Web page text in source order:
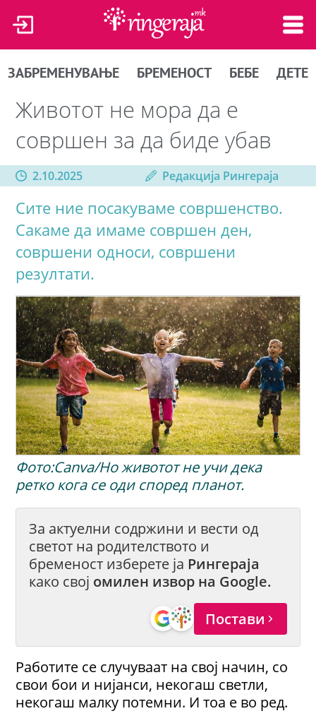
ЗАБРЕМЕНУВАЊЕ БРЕМЕНОСТ БЕБЕ ДЕТЕ
Животот не мора да е
совршен за да биде убав
2.10.2025 Редакција Рингераја
Сите ние посакуваме совршенство.
Сакаме да имаме совршен ден,
совршени односи, совршени
резултати.
Фото:Canva/Но животот нe учи дека
ретко кога сe оди според планот.
За актуелни содржини и вести од
светот на родителството и
бременост изберете ја Рингераја
како свој омилен извор на Google.
Постави
Работите се случуваат на свој начин, со
свои бои и нијанси, некогаш светли,
некогаш малку потемни. И тоа е во ред.